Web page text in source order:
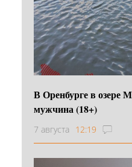
В Оренбурге в озере
мужчина (18+)
7 августа 12:19